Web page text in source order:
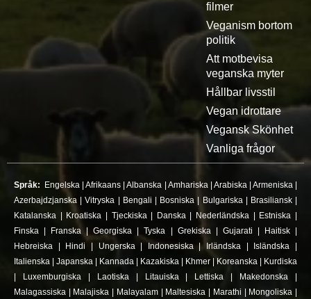
filmer
Veganism bortom
politik
Att motbevisa
veganska myter
Hållbar livsstil
Vegan idrottare
Vegansk Skönhet
Vanliga frågor
Språk: Engelska |Afrikaans |Albanska Amhariska| Arabiska| Armeniska|
Azerbajdzjanska |Vitryska Bengali Bosniska Bulgariska| Brasiliansk|
Katalanska
Kroatiska Tjeckiska| Danska| Nederländska Estniska
Finska
Franska |Georgiska |Tyska Grekiska| Gujarati Haitisk|
Hebreiska
Hindi Ungerska| Indonesiska| Irländska Isländska
Italienska
Japanska Kannada Kazakiska Khmer Koreanska
Kurdiska
Luxemburgiska| Laotiska| Litauiska| Lettiska Makedonska
Malagassiska
Malajiska Malayalam| Maltesiska Marathi Mongoliska